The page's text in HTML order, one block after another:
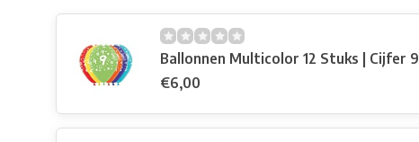
Ballonnen Multicolor 12 Stuks | Cijfer 9
€6,00